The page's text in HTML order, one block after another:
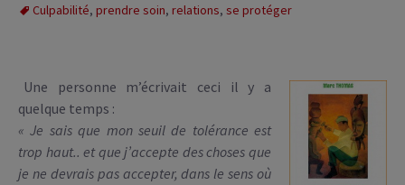
Culpabilité, prendre soin, relations, se protéger
Une personne m’écrivait ceci il y a
quelque temps :
« Je sais que mon seuil de tolérance est
trop haut.. et que j’accepte des choses que
je ne devrais pas accepter, dans le sens où